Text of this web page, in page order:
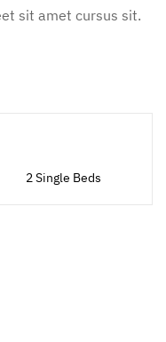
sit amet cursus sit.
2 Single Beds